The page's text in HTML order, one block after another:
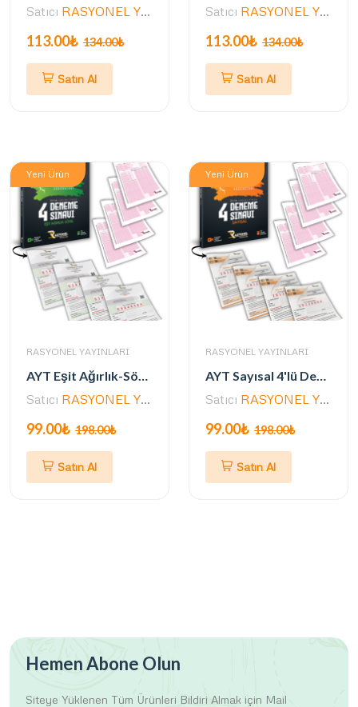
Satıcı RASYONEL YAYINLARI
113.00₺ 134.00₺
Satın Al
Satıcı RASYONEL YAYINLARI
113.00₺ 134.00₺
Satın Al
Yeni Ürün
RASYONEL YAYINLARI
AYT Eşit Ağırlık-Sözel 4'lü Deneme Seti (MEB ve 2025 AYT Müfredatına Uygun)
Satıcı RASYONEL YAYINLARI
99.00₺ 198.00₺
Satın Al
Yeni Ürün
RASYONEL YAYINLARI
AYT Sayısal 4'lü Deneme Seti (MEB ve 2025 AYT Müfredatına Uygun)
Satıcı RASYONEL YAYINLARI
99.00₺ 198.00₺
Satın Al
Hemen Abone Olun
Siteye Yüklenen Tüm Ürünleri Bildiri Almak için Mail